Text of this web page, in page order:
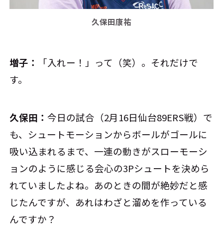
久保田康祐
増子：
「入れー！」って（笑）。それだけで
す。
久保田：今日の試合（2月16日仙台89ERS戦）で
も、シュートモーションからボールがゴールに
吸い込まれるまで、一連の動きがスローモーシ
ョンのように感じる会心の3Pシュートを決めら
れていましたよね。あのときの間が絶妙だと感
じたんですが、あれはわざと溜めを作っている
んですか？